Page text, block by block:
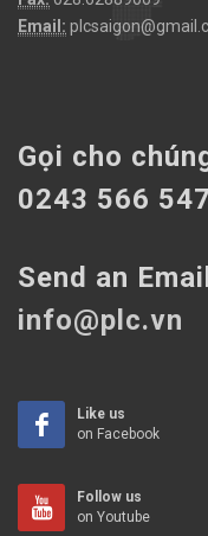
Email:
Gọi cho
0243 566
Send an
info@plc.vn
Like us
on Facebook
Follow us
on Youtube